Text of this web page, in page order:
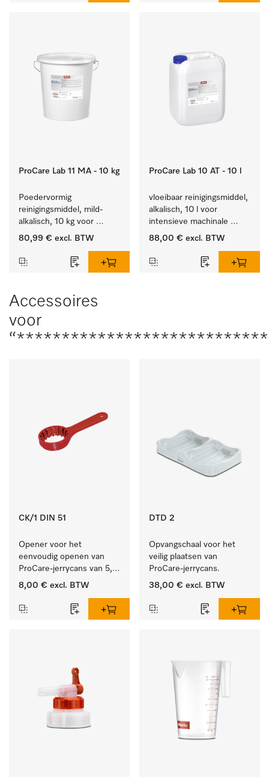
ProCare Lab 11 MA - 10 kg
Poedervormig
reinigingsmiddel, mild-
alkalisch, 10 kg voor
materiaalbesparende,
laboratoriumglasw. en -
80,99 € excl. BTW
ProCare Lab 10 AT - 10 l
vloeibaar reinigingsmiddel,
alkalisch, 10 l voor
intensieve machinale
reiniging van
gerei.
88,00 € excl. BTW
Accessoires
voor
CK/1 DIN 51
Opener voor het
eenvoudig openen van
ProCare-jerrycans van 5,
10 en 20 l.
8,00 € excl. BTW
DTD 2
Opvangschaal voor het
veilig plaatsen van
ProCare-jerrycans.
38,00 € excl. BTW